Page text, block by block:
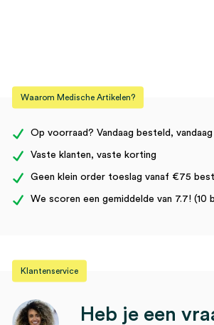
Waarom Medische Artikelen?
Op voorraad? Vandaag besteld,
Vaste klanten, vaste korting
Geen klein order toeslag vanaf €75
We scoren een gemiddelde van 7.7! (10
Klantenservice
Heb je een